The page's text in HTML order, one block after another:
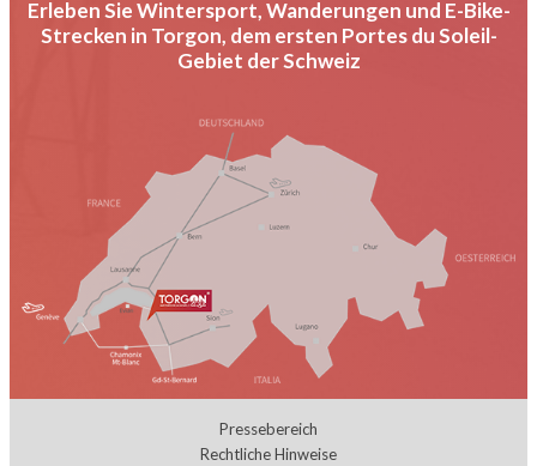
Erleben Sie Wintersport, Wanderungen und E-Bike-
Strecken in Torgon, dem ersten Portes du Soleil-
Gebiet der Schweiz
Pressebereich
Rechtliche Hinweise